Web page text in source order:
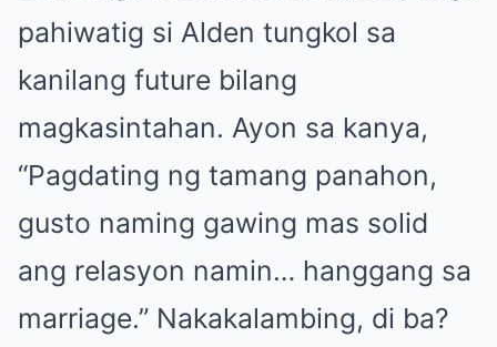
pahiwatig si Alden tungkol sa
kanilang future bilang
magkasintahan. Ayon sa kanya,
“Pagdating ng tamang panahon,
gusto naming gawing mas solid
ang relasyon namin… hanggang sa
marriage.” Nakakalambing, di ba?